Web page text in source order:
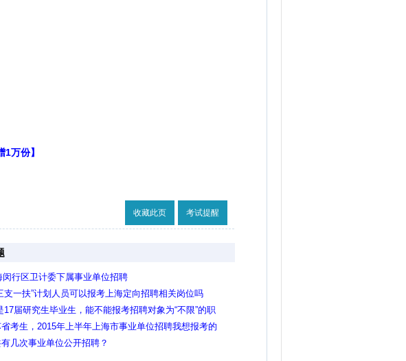
万份】
收藏此页 考试提醒
闵行区卫计委下属事业单位招聘
支一扶”计划人员可以报考上海定向招聘相关岗位吗
17届研究生毕业生，能不能报考招聘对象为“不限”的职
的学历是写研究生还是大学？
考生，2015年上半年上海市事业单位招聘我想报考的
计算机一级证书，我有全国计算机二级证书，但没有
几次事业单位公开招聘？